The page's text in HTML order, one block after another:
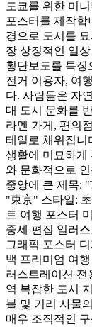
도쿄를 위한 미
포스터를 제작합
경으로 도시를
장 상징적인 일
횡단보도를 특징
전거 이용자, 여
다. 사람들은 자
대 도시 문화를
라멘 가게, 편의
테일로 채워집니
생활에 미묘하게
와 문화적으로
중앙에 큰 제목:
"東京" 스타일:
트 여행 포스터
중세 편집 일러
그래픽 포스터
백 프리미엄 여
러스트레이션 전
역 복잡한 도시
블 및 거리 사물
매우 조직적인